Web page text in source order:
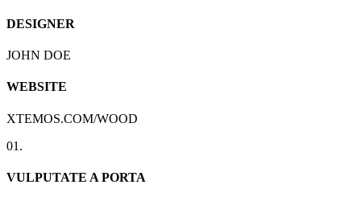
DESIGNER
JOHN DOE
WEBSITE
XTEMOS.COM/WOOD
01.
VULPUTATE A PORTA